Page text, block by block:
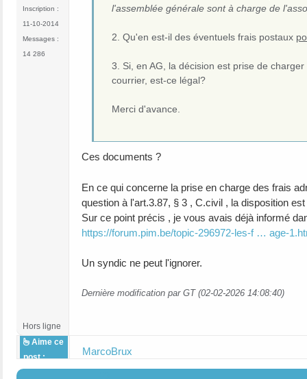
Inscription :
11-10-2014
Messages :
14 286
l'assemblée générale sont à charge de
2. Qu'en est-il des éventuels frais postaux
3. Si, en AG, la décision est prise de charger
courrier, est-ce légal?
Merci d'avance.
Ces documents ?
En ce qui concerne la prise en charge des frais
question à l'art.3.87, § 3 , C.civil , la disposition
Sur ce point précis , je vous avais déjà informé
https://forum.pim.be/topic-296972-les-f … age-
Un syndic ne peut l'ignorer.
Dernière modification par GT (02-02-2026 14:08:40)
Hors ligne
Aime ce
post :
MarcoBrux